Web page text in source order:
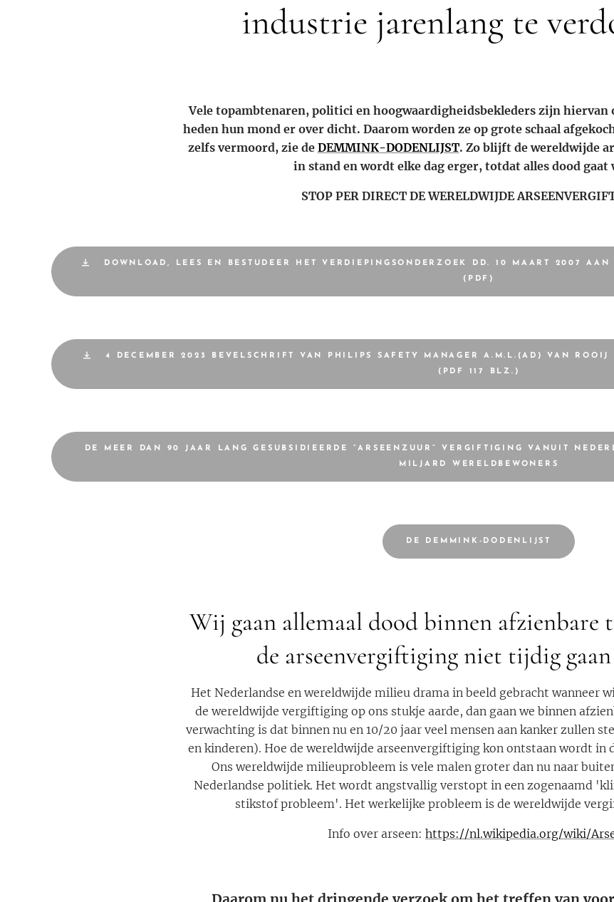
industrie jarenlang te
Vele topambtenaren, politici en hoogwaardigheidsbekleders zijn hiervan
heden hun mond er over dicht. Daarom worden ze op grote schaal
zelfs vermoord, zie de DEMMINK-DODENLIJST. Zo blijft de wereldwijde
in stand en wordt elke dag erger, totdat alles dood gaat
STOP PER DIRECT DE WERELDWIJDE
DOWNLOAD, LEES EN BESTUDEER HET VERDIEPINGSONDERZOEK DD. 10 MAART 2007
(PDF)
4 DECEMBER 2023 BEVELSCHRIFT VAN PHILIPS SAFETY MANAGER A.M.L.(AD) VAN
(PDF 117 BLZ.)
DE MEER DAN 90 JAAR LANG GESUBSIDIEERDE “ARSEENZUUR” VERGIFTIGING VANUIT
MILJARD WERELDBEWONERS
DE DEMMINK-DODENLIJST
Wij gaan allemaal dood binnen afzienbare
de arseenvergiftiging niet tijdig
Het Nederlandse en wereldwijde milieu drama in beeld gebracht wanneer
de wereldwijde vergiftiging op ons stukje aarde, dan gaan we binnen
verwachting is dat binnen nu en 10/20 jaar veel mensen aan kanker zullen
en kinderen). Hoe de wereldwijde arseenvergiftiging kon ontstaan wordt
Ons wereldwijde milieuprobleem is vele malen groter dan nu naar
Nederlandse politiek. Het wordt angstvallig verstopt in een zogenaamd
stikstof probleem'. Het werkelijke probleem is de wereldwijde
Info over arseen: https://nl.wikipedia.org/wiki/